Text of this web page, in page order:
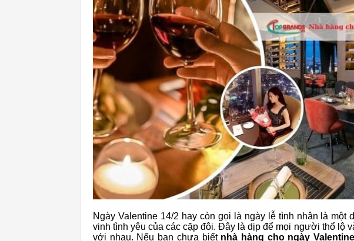
Ngày Valentine 14/2 hay còn gọi là ngày lễ tình nhân là một
vinh tình yêu của các cặp đôi. Đây là dịp để mọi người thổ lộ
với nhau. Nếu bạn chưa biết nhà hàng cho ngày